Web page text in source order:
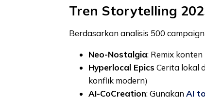
Tren Storytelling
Berdasarkan analisis 500
Neo-Nostalgia: Remix
Hyperlocal EpicsCerita lokal
konflik modern)
AI-CoCreation: GunakanAI